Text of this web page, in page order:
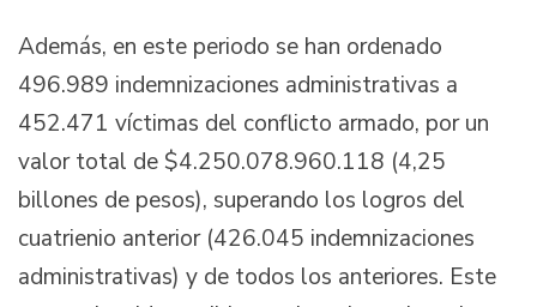
Además, en este periodo se han ordenado
496.989 indemnizaciones administrativas a
452.471 víctimas del conflicto armado, por un
valor total de $4.250.078.960.118 (4,25
billones de pesos), superando los logros del
cuatrienio anterior (426.045 indemnizaciones
administrativas) y de todos los anteriores. Este